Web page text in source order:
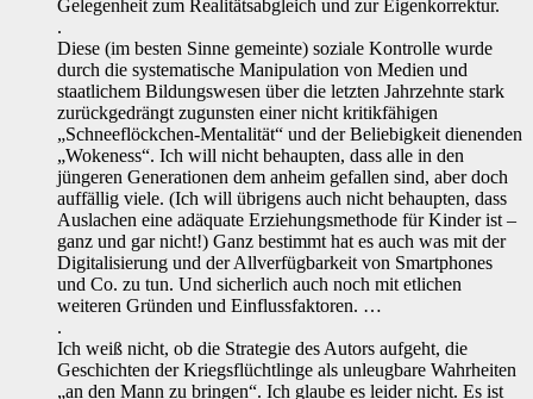
Gelegenheit zum Realitätsabgleich und zur Eigenkorrektur.
.
Diese (im besten Sinne gemeinte) soziale Kontrolle wurde
durch die systematische Manipulation von Medien und
staatlichem Bildungswesen über die letzten Jahrzehnte stark
zurückgedrängt zugunsten einer nicht kritikfähigen
„Schneeflöckchen-Mentalität“ und der Beliebigkeit dienenden
„Wokeness“. Ich will nicht behaupten, dass alle in den
jüngeren Generationen dem anheim gefallen sind, aber doch
auffällig viele. (Ich will übrigens auch nicht behaupten, dass
Auslachen eine adäquate Erziehungsmethode für Kinder ist –
ganz und gar nicht!) Ganz bestimmt hat es auch was mit der
Digitalisierung und der Allverfügbarkeit von Smartphones
und Co. zu tun. Und sicherlich auch noch mit etlichen
weiteren Gründen und Einflussfaktoren. …
.
Ich weiß nicht, ob die Strategie des Autors aufgeht, die
Geschichten der Kriegsflüchtlinge als unleugbare Wahrheiten
„an den Mann zu bringen“. Ich glaube es leider nicht. Es ist